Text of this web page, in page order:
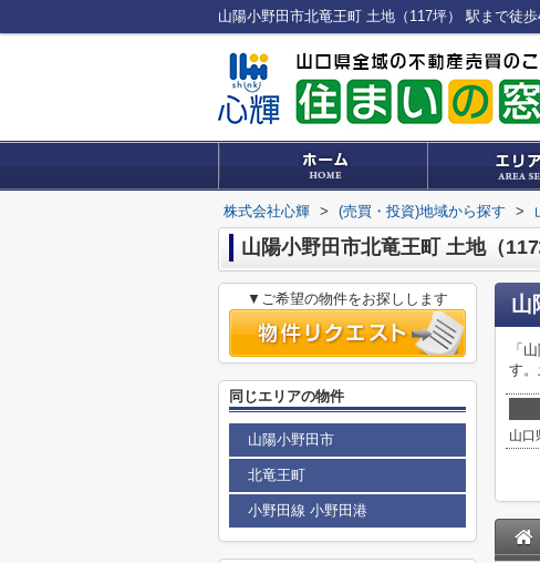
株式会社心輝 > (売買・投資)地域から探す >
山陽小野田市北竜王町 土地（117
山
「
す。
山口
▼ご希望の物件をお探しします
同じエリアの物件
山陽小野田市
北竜王町
小野田線 小野田港